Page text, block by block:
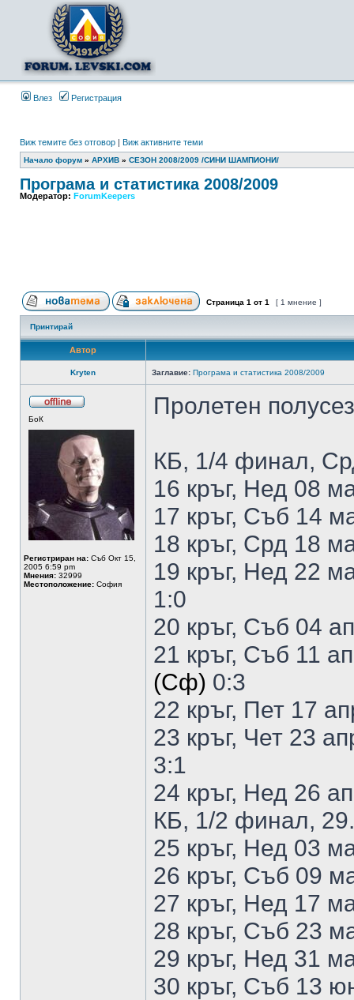
Влез Регистрация
Виж темите без отговор | Виж активните теми
Начало форум » АРХИВ » СЕЗОН 2008/2009 /СИНИ ШАМПИОНИ/
Програма и статистика 2008/2009
Модератор: ForumKeepers
Страница 1 от 1 [ 1 мнение ]
Принтирай
Автор
Kryten Заглавие: Програма и статистика 2008/2009
БоК
Регистриран на: Съб Окт 15,
2005 6:59 pm
Мнения: 32999
Местоположение: София
Пролетен
КБ, 1/4 финал,
16 кръг, Нед 08
17 кръг, Съб 14
18 кръг, Срд 18
19 кръг, Нед 22
1:0
20 кръг, Съб 04
21 кръг, Съб 11
(Сф) 0:3
22 кръг, Пет 17
23 кръг, Чет 23
3:1
24 кръг, Нед 26
КБ, 1/2 финал,
25 кръг, Нед 03
26 кръг, Съб 09
27 кръг, Нед 17
28 кръг, Съб 23
29 кръг, Нед 31
30 кръг, Съб 13